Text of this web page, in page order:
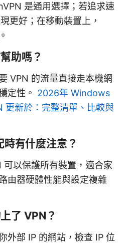
是通用選擇；若追求速
更好；在移動裝置上，
助嗎？
VPN 的流量直接走本機網
定性。 2026年 Windows
更新於：完整清單、比較與
有什麼注意？
可以保護所有裝置，適合家
由器硬體性能與設定複雜
了 VPN？
外部 IP 的網站，檢查 IP 位